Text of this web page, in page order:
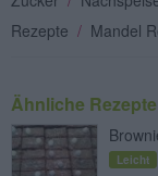
Rezepte / Mandel
Ähnliche Rezepte
Leicht